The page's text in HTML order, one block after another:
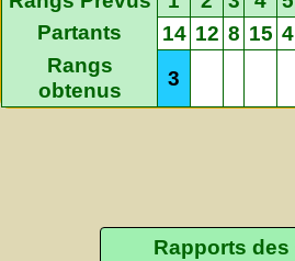
Partants
14 12 8 15 4
Rangs
obtenus
3
Rapports des